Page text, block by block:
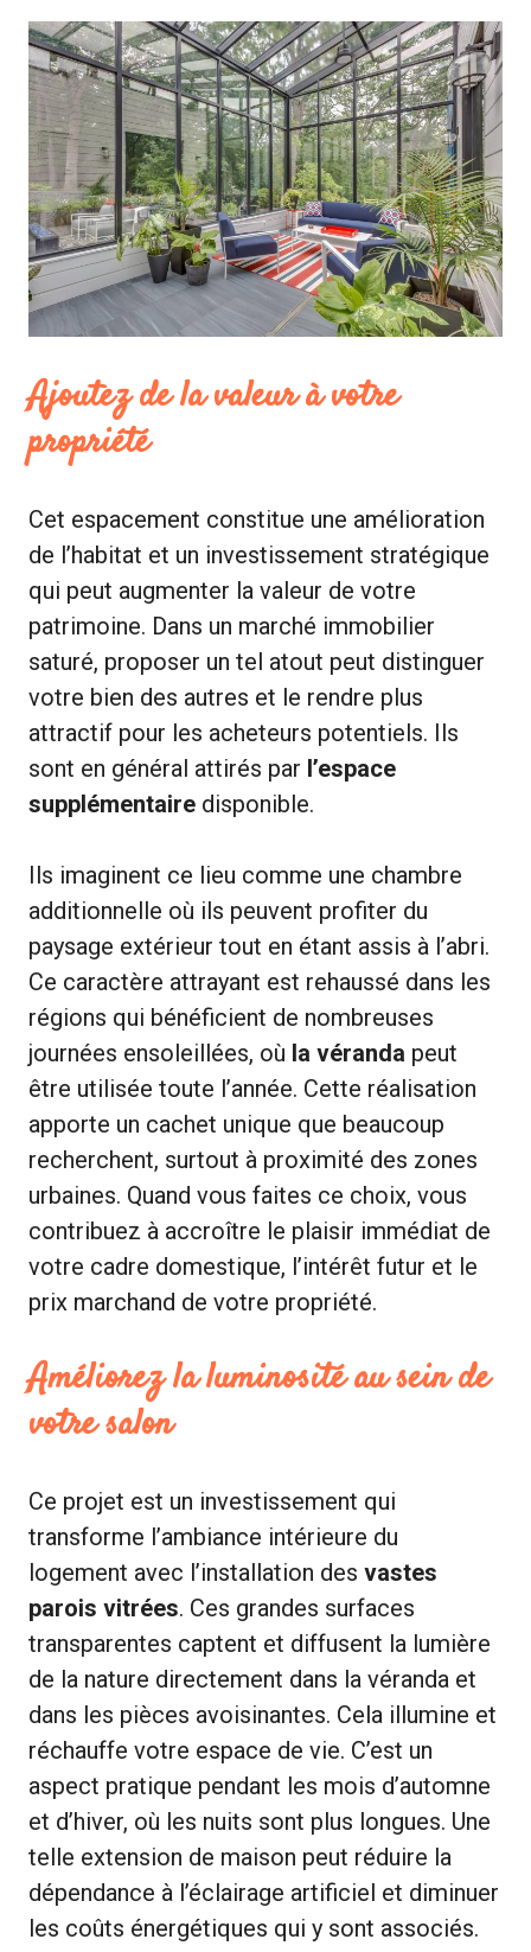
Ajoutez de la valeur à votre
propriété
Cet espacement constitue une amélioration
de l’habitat et un investissement stratégique
qui peut augmenter la valeur de votre
patrimoine. Dans un marché immobilier
saturé, proposer un tel atout peut distinguer
votre bien des autres et le rendre plus
attractif pour les acheteurs potentiels. Ils
sont en général attirés par l’espace
supplémentaire disponible.
Ils imaginent ce lieu comme une chambre
additionnelle où ils peuvent profiter du
paysage extérieur tout en étant assis à l’abri.
Ce caractère attrayant est rehaussé dans les
régions qui bénéficient de nombreuses
journées ensoleillées, où la véranda peut
être utilisée toute l’année. Cette réalisation
apporte un cachet unique que beaucoup
recherchent, surtout à proximité des zones
urbaines. Quand vous faites ce choix, vous
contribuez à accroître le plaisir immédiat de
votre cadre domestique, l’intérêt futur et le
prix marchand de votre propriété.
Améliorez la luminosité au sein de
votre salon
Ce projet est un investissement qui
transforme l’ambiance intérieure du
logement avec l’installation des vastes
parois vitrées. Ces grandes surfaces
transparentes captent et diffusent la lumière
de la nature directement dans la véranda et
dans les pièces avoisinantes. Cela illumine et
réchauffe votre espace de vie. C’est un
aspect pratique pendant les mois d’automne
et d’hiver, où les nuits sont plus longues. Une
telle extension de maison peut réduire la
dépendance à l’éclairage artificiel et diminuer
les coûts énergétiques qui y sont associés.